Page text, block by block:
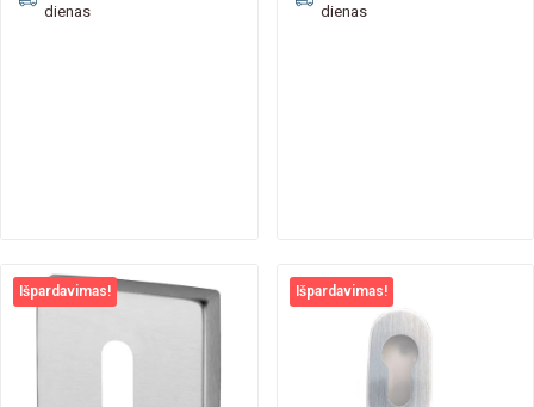
dienas
dienas
Išpardavimas! Išpardavimas!